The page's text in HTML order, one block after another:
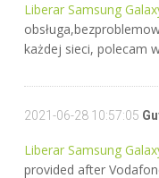
Liberar Samsung
każdej sieci, polecam
2021-06-28 10:57:05
Liberar Samsung
provided after